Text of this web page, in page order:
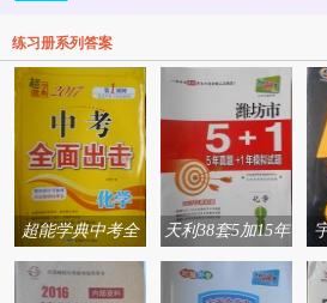
练习册系列答案
超能学典中考全
面出击系列答案
天利38套5加15年
真题加1年模拟试
题系列答案